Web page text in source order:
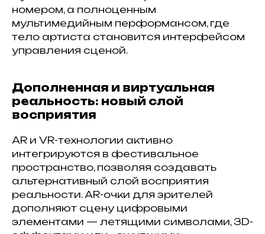
номером, а полноценным
мультимедийным перформансом, где
тело артиста становится интерфейсом
управления сценой.
Дополненная и виртуальная
реальность: новый слой
восприятия
AR и VR-технологии активно
интегрируются в фестивальное
пространство, позволяя создавать
альтернативный слой восприятия
реальности. AR-очки для зрителей
дополняют сцену цифровыми
элементами — летящими символами, 3D-